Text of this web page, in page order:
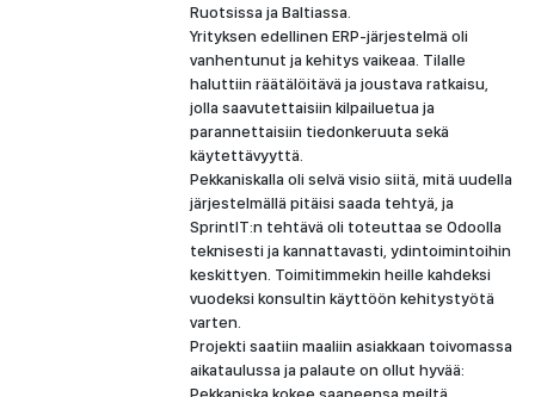
Ruotsissa ja Baltiassa.
Yrityksen edellinen ERP-järjestelmä oli
vanhentunut ja kehitys vaikeaa. Tilalle
haluttiin räätälöitävä ja joustava ratkaisu,
jolla saavutettaisiin kilpailuetua ja
parannettaisiin tiedonkeruuta sekä
käytettävyyttä.
Pekkaniskalla oli selvä visio siitä, mitä uudella
järjestelmällä pitäisi saada tehtyä, ja
SprintIT:n tehtävä oli toteuttaa se Odoolla
teknisesti ja kannattavasti, ydintoimintoihin
keskittyen. Toimitimmekin heille kahdeksi
vuodeksi konsultin käyttöön kehitystyötä
varten.
Projekti saatiin maaliin asiakkaan toivomassa
aikataulussa ja palaute on ollut hyvää: